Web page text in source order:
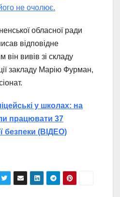
не очолює.
обласної ради
відповідне
вивів зі складу
закладу Марію Фурман,
у школах: на
працювати 37
безпеки (ВІДЕО)